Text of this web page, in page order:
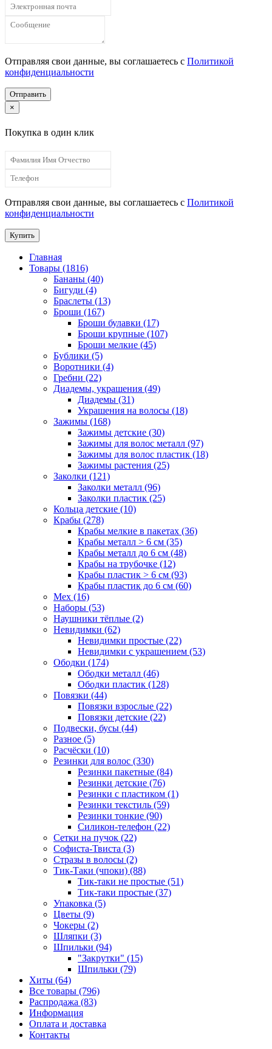
Отправляя свои данные, вы соглашаетесь с Политикой
конфиденциальности
Отправить
×
Покупка в один клик
Отправляя свои данные, вы соглашаетесь с Политикой
конфиденциальности
Купить
Главная
Товары (1816)
Бананы (40)
Бигуди (4)
Браслеты (13)
Броши (167)
Броши булавки (17)
Броши крупные (107)
Броши мелкие (45)
Бублики (5)
Воротники (4)
Гребни (22)
Диадемы, украшения (49)
Диадемы (31)
Украшения на волосы (18)
Зажимы (168)
Зажимы детские (30)
Зажимы для волос металл (97)
Зажимы для волос пластик (18)
Зажимы растения (25)
Заколки (121)
Заколки металл (96)
Заколки пластик (25)
Кольца детские (10)
Крабы (278)
Крабы мелкие в пакетах (36)
Крабы металл > 6 см (35)
Крабы металл до 6 см (48)
Крабы на трубочке (12)
Крабы пластик > 6 см (93)
Крабы пластик до 6 см (60)
Мех (16)
Наборы (53)
Наушники тёплые (2)
Невидимки (62)
Невидимки простые (22)
Невидимки с украшением (53)
Ободки (174)
Ободки металл (46)
Ободки пластик (128)
Повязки (44)
Повязки взрослые (22)
Повязки детские (22)
Подвески, бусы (44)
Разное (5)
Расчёски (10)
Резинки для волос (330)
Резинки пакетные (84)
Резинки детские (76)
Резинки с пластиком (1)
Резинки текстиль (59)
Резинки тонкие (90)
Силикон-телефон (22)
Сетки на пучок (22)
Софиста-Твиста (3)
Стразы в волосы (2)
Тик-Таки (чпоки) (88)
Тик-таки не простые (51)
Тик-таки простые (37)
Упаковка (5)
Цветы (9)
Чокеры (2)
Шляпки (3)
Шпильки (94)
"Закрутки" (15)
Шпильки (79)
Хиты (64)
Все товары (796)
Распродажа (83)
Информация
Оплата и доставка
Контакты